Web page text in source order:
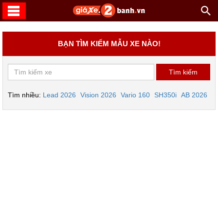
BẠN TÌM KIẾM MẪU XE NÀO!
Tìm nhiều: Lead 2026 Vision 2026 Vario 160 SH350i AB 2026